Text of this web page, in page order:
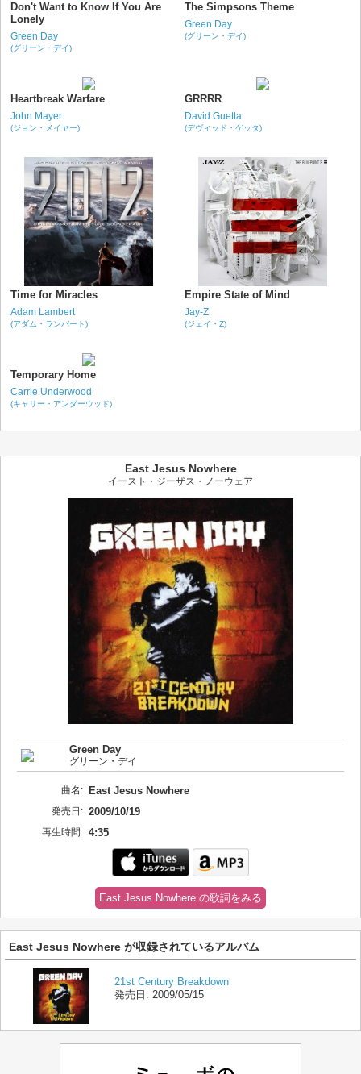
Don't Want to Know If You Are
Lonely
Green Day
(グリーン・デイ)
The Simpsons Theme
Green Day
(グリーン・デイ)
Heartbreak Warfare
John Mayer
(ジョン・メイヤー)
GRRRR
David Guetta
(デヴィッド・ゲッタ)
Time for Miracles
Adam Lambert
(アダム・ランバート)
Empire State of Mind
Jay-Z
(ジェイ・Z)
Temporary Home
Carrie Underwood
(キャリー・アンダーウッド)
East Jesus Nowhere
イースト・ジーザス・ノーウェア
Green Day
グリーン・デイ
曲名: East Jesus Nowhere
発売日: 2009/10/19
再生時間: 4:35
East Jesus Nowhere の歌詞をみる
East Jesus Nowhere が収録されているアルバム
21st Century Breakdown
発売日: 2009/05/15